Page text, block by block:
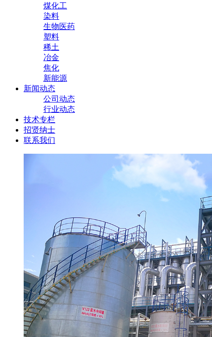
煤化工
染料
生物医药
塑料
稀土
冶金
焦化
新能源
新闻动态
公司动态
行业动态
技术专栏
招贤纳士
联系我们